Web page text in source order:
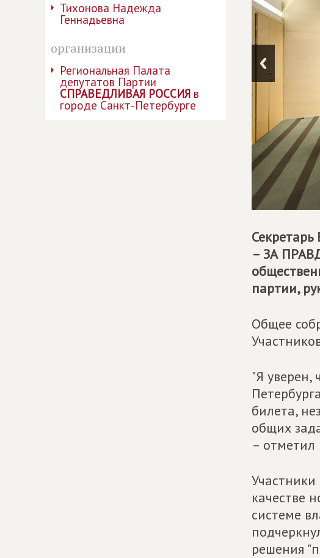
Тихонова Надежда
Геннадьевна
организации
Региональная Палата
депутатов Партии
СПРАВЕДЛИВАЯ РОССИЯ в
городе Санкт-Петербурге
– ЗА
партии,
Общее
"Я уверен,
билета,
общих
–
качестве
системе
решения